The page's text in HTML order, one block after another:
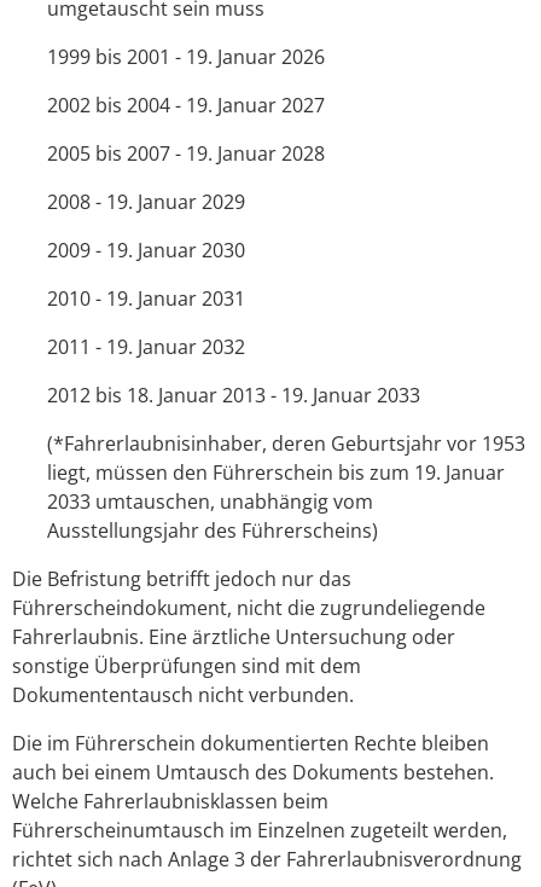
umgetauscht sein muss
1999 bis 2001 - 19. Januar 2026
2002 bis 2004 - 19. Januar 2027
2005 bis 2007 - 19. Januar 2028
2008 - 19. Januar 2029
2009 - 19. Januar 2030
2010 - 19. Januar 2031
2011 - 19. Januar 2032
2012 bis 18. Januar 2013 - 19. Januar 2033
(*Fahrerlaubnisinhaber, deren Geburtsjahr vor 1953
liegt, müssen den Führerschein bis zum 19. Januar
2033 umtauschen, unabhängig vom
Ausstellungsjahr des Führerscheins)
Die Befristung betrifft jedoch nur das
Führerscheindokument, nicht die zugrundeliegende
Fahrerlaubnis. Eine ärztliche Untersuchung oder
sonstige Überprüfungen sind mit dem
Dokumententausch nicht verbunden.
Die im Führerschein dokumentierten Rechte bleiben
auch bei einem Umtausch des Dokuments bestehen.
Welche Fahrerlaubnisklassen beim
Führerscheinumtausch im Einzelnen zugeteilt werden,
richtet sich nach Anlage 3 der Fahrerlaubnisverordnung